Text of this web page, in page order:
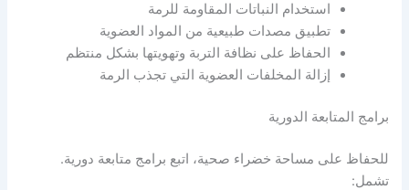
استخدام النباتات المقاومة للرمة
تطبيق مصدات طبيعية من المواد العضوية
الحفاظ على نظافة التربة وتهويتها بشكل منتظم
إزالة المخلفات العضوية التي تجذب الرمة
برامج المتابعة الدورية
للحفاظ على مساحة خضراء صحية، اتبع برامج متابعة دورية.
تشمل: